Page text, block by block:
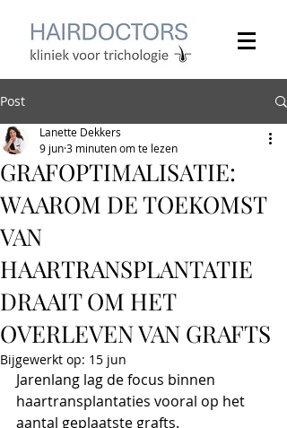
Post
GRAFOPTIMALISATIE:
WAAROM DE TOEKOMST
VAN
HAARTRANSPLANTATIE
DRAAIT OM HET
OVERLEVEN VAN GRAFTS
Lanette Dekkers
9 jun3 minuten om te lezen
Bijgewerkt op: 15 jun
Jarenlang lag de focus binnen
haartransplantaties vooral op het
aantal geplaatste grafts.